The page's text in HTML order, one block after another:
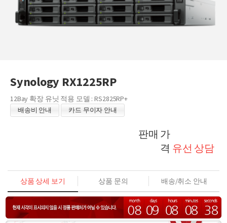
Synology RX1225RP
12Bay 확장 유닛 적용 모델 : RS2825RP+
배송비 안내 카드 무이자 안내
판매 가
격 유선 상담
상품 상세 보기 상품 문의 배송/취소 안내